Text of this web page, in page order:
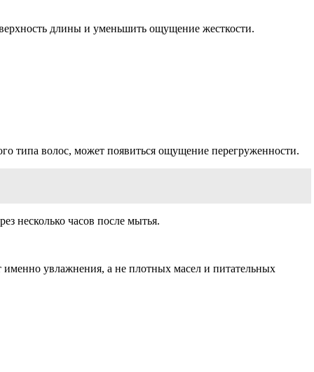
длины и уменьшить ощущение жесткости.
типа волос, может появиться ощущение перегруженности.
несколько часов после мытья.
именно увлажнения, а не плотных масел и питательных